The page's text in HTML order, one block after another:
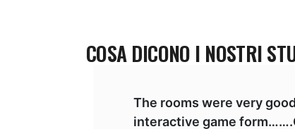
COSA DICONO I NOSTRI
The rooms were very
interactive game